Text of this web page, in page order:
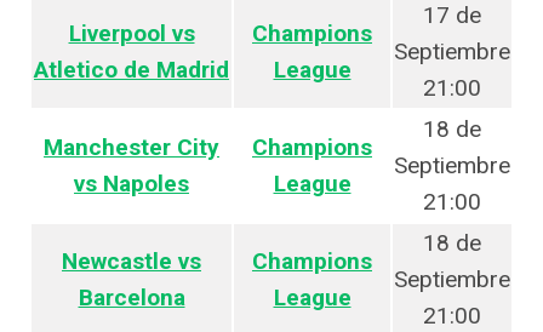
Liverpool vs
Atletico de Madrid
Champions
League
17 de
Septiembre
21:00
Manchester City
vs Napoles
Champions
League
18 de
Septiembre
21:00
Newcastle vs
Barcelona
Champions
League
18 de
Septiembre
21:00